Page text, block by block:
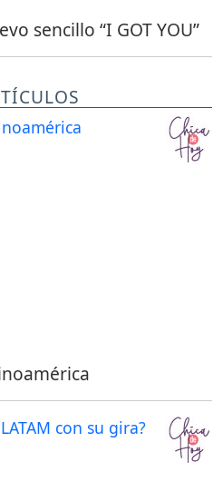
sencillo “I GOT YOU”